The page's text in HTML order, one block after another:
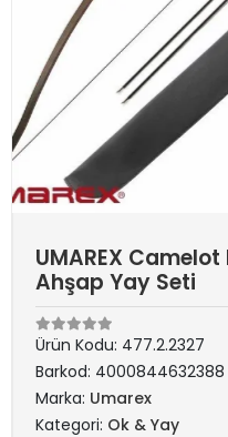
UMAREX
Ahşap Yay Seti
Ürün Kodu: 477.2.2327
Barkod: 4000844632388
Marka: Umarex
Kategori: Ok & Yay